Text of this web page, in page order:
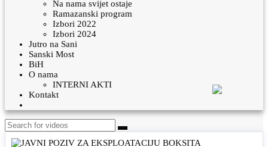
Na nama svijet ostaje
Ramazanski program
Izbori 2022
Izbori 2024
Jutro na Sani
Sanski Most
BiH
O nama
INTERNI AKTI
Kontakt